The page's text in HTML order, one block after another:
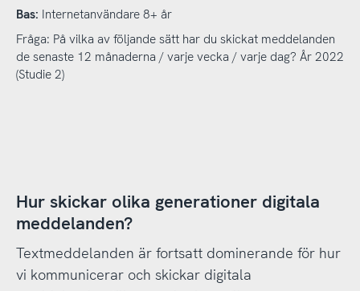
Bas: Internetanvändare 8+ år
Fråga: På vilka av följande sätt har du skickat meddelanden
de senaste 12 månaderna / varje vecka / varje dag? År 2022
(Studie 2)
Hur skickar olika generationer digitala
meddelanden?
Textmeddelanden är fortsatt dominerande för hur
vi kommunicerar och skickar digitala